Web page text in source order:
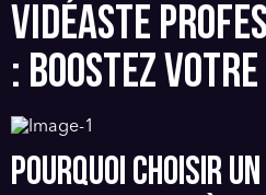
VIDÉASTE
: BOOSTEZ
POURQUOI CHOISIR